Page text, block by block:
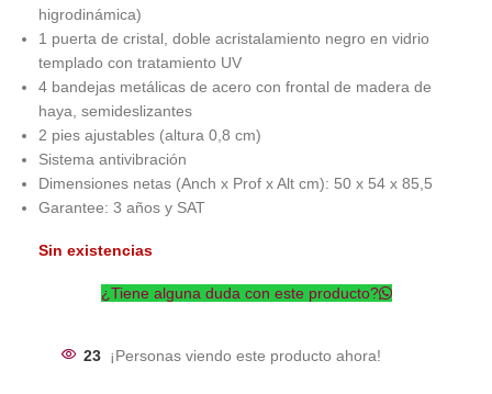
higrodinámica)
1 puerta de cristal, doble acristalamiento negro en vidrio
templado con tratamiento UV
4 bandejas metálicas de acero con frontal de madera de
haya, semideslizantes
2 pies ajustables (altura 0,8 cm)
Sistema antivibración
Dimensiones netas (Anch x Prof x Alt cm): 50 x 54 x 85,5
Garantee: 3 años y SAT
Sin existencias
¿Tiene alguna duda con este producto?
23 ¡Personas viendo este producto ahora!